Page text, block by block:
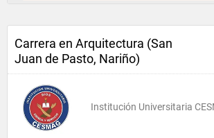
Carrera en Arquitectura (San
Juan de Pasto, Nariño)
Institución Universitaria